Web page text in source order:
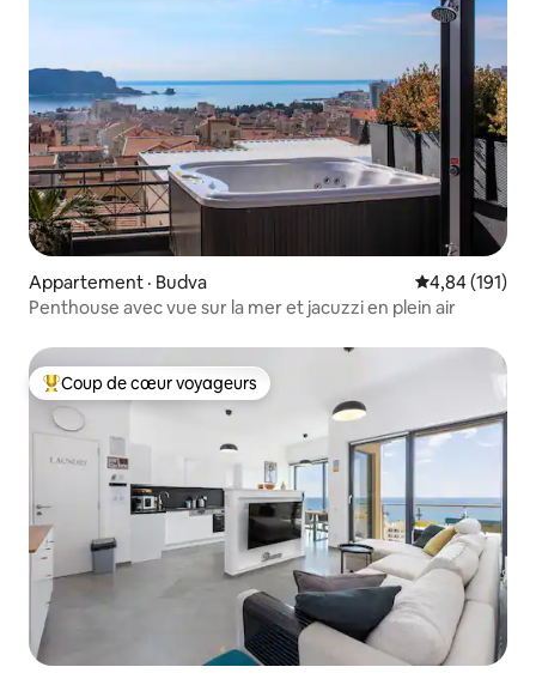
Appartement · Budva Note
4,84 (191)
Penthouse avec vue sur la mer et jacuzzi en plein air
Coup de cœur voyageurs parmi les plus aimés
Coup de cœur voyageurs